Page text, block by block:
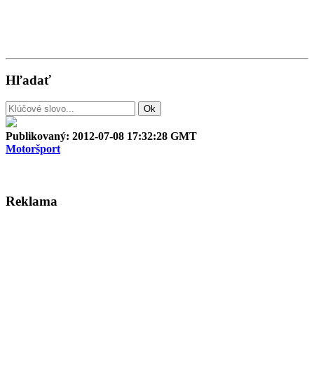
Hľadať
Publikovaný: 2012-07-08 17:32:28 GMT
Motoršport
Reklama